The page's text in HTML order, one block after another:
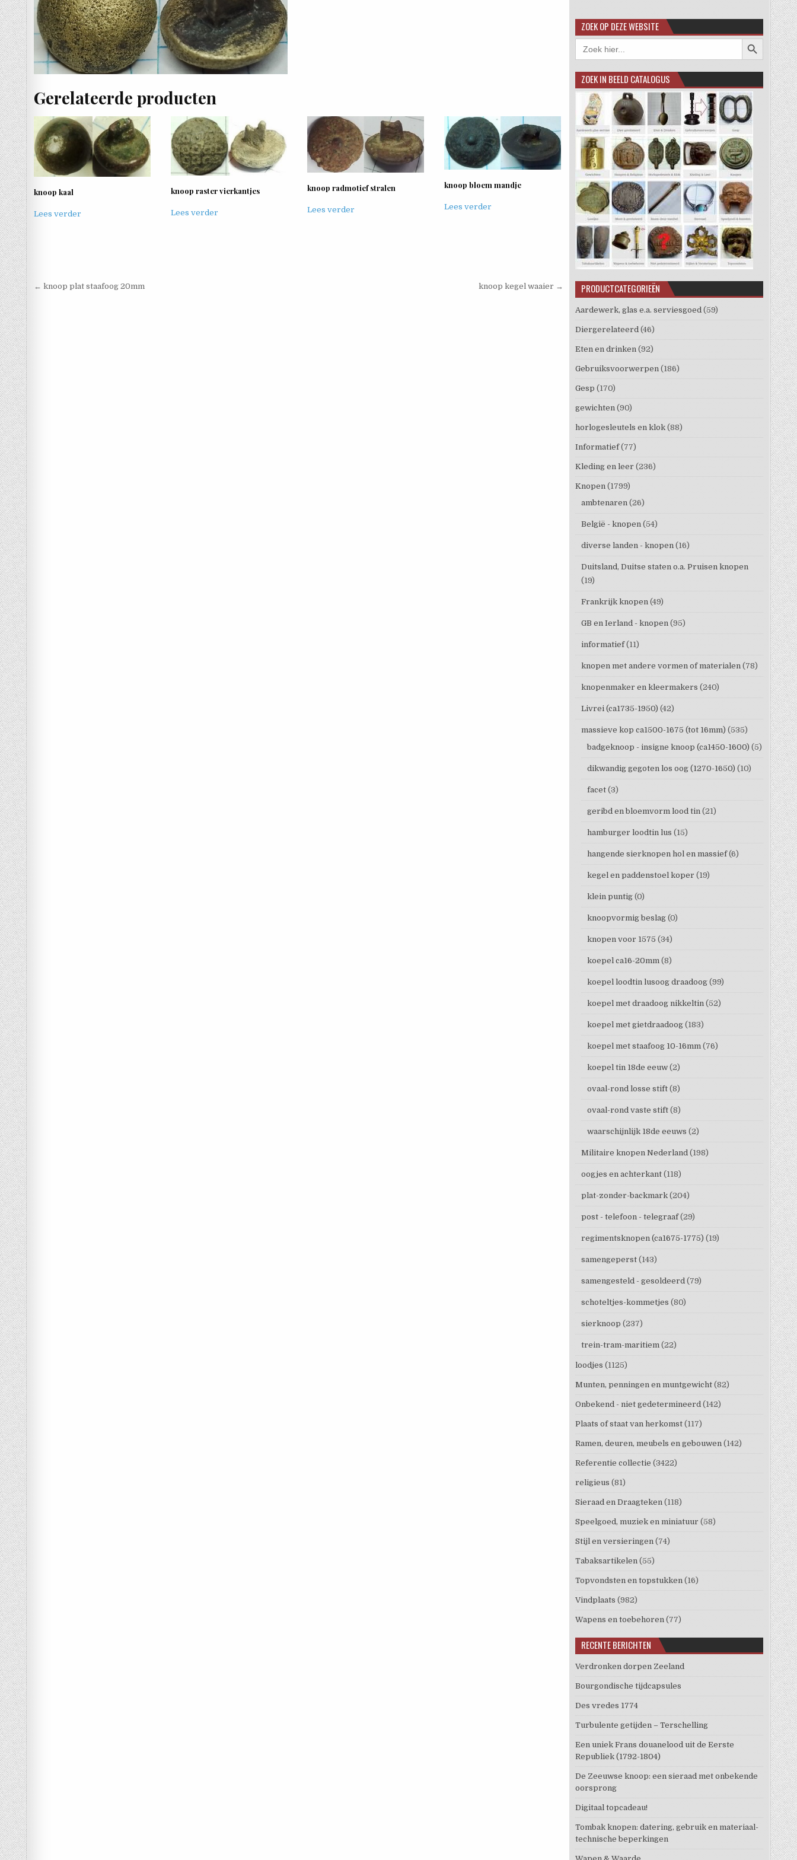
Gerelateerde producten
knoop kaal
Lees verder
knoop raster vierkantjes
Lees verder
knoop radmotief stralen
Lees verder
knoop bloem mandje
Lees verder
Berichtnavigatie
← knoop plat staafoog 20mm knoop kegel waaier →
ZOEK OP DEZE WEBSITE
Zoek
naar:
Zoekknop
ZOEK IN BEELD CATALOGUS
PRODUCTCATEGORIEËN
Aardewerk, glas e.a. serviesgoed (59)
Diergerelateerd (46)
Eten en drinken (92)
Gebruiksvoorwerpen (186)
Gesp (170)
gewichten (90)
horlogesleutels en klok (88)
Informatief (77)
Kleding en leer (236)
Knopen (1799)
ambtenaren (26)
België - knopen (54)
diverse landen - knopen (16)
Duitsland, Duitse staten o.a. Pruisen knopen
(19)
Frankrijk knopen (49)
GB en Ierland - knopen (95)
informatief (11)
knopen met andere vormen of materialen (78)
knopenmaker en kleermakers (240)
Livrei (ca1735-1950) (42)
massieve kop ca1500-1675 (tot 16mm) (535)
badgeknoop - insigne knoop (ca1450-1600) (5)
dikwandig gegoten los oog (1270-1650) (10)
facet (3)
geribd en bloemvorm lood tin (21)
hamburger loodtin lus (15)
hangende sierknopen hol en massief (6)
kegel en paddenstoel koper (19)
klein puntig (0)
knoopvormig beslag (0)
knopen voor 1575 (34)
koepel ca16-20mm (8)
koepel loodtin lusoog draadoog (99)
koepel met draadoog nikkeltin (52)
koepel met gietdraadoog (183)
koepel met staafoog 10-16mm (76)
koepel tin 18de eeuw (2)
ovaal-rond losse stift (8)
ovaal-rond vaste stift (8)
waarschijnlijk 18de eeuws (2)
Militaire knopen Nederland (198)
oogjes en achterkant (118)
plat-zonder-backmark (204)
post - telefoon - telegraaf (29)
regimentsknopen (ca1675-1775) (19)
samengeperst (143)
samengesteld - gesoldeerd (79)
schoteltjes-kommetjes (80)
sierknoop (237)
trein-tram-maritiem (22)
loodjes (1125)
Munten, penningen en muntgewicht (82)
Onbekend - niet gedetermineerd (142)
Plaats of staat van herkomst (117)
Ramen, deuren, meubels en gebouwen (142)
Referentie collectie (3422)
religieus (81)
Sieraad en Draagteken (118)
Speelgoed, muziek en miniatuur (58)
Stijl en versieringen (74)
Tabaksartikelen (55)
Topvondsten en topstukken (16)
Vindplaats (982)
Wapens en toebehoren (77)
RECENTE BERICHTEN
Verdronken dorpen Zeeland
Bourgondische tijdcapsules
Des vredes 1774
Turbulente getijden – Terschelling
Een uniek Frans douanelood uit de Eerste
Republiek (1792-1804)
De Zeeuwse knoop: een sieraad met onbekende
oorsprong
Digitaal topcadeau!
Tombak knopen: datering, gebruik en materiaal-
technische beperkingen